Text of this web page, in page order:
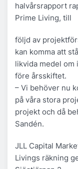
halvårsrapport
Prime Living, till
följd av
kan komma att
likvida medel
före årsskiftet.
– Vi behöver nu
på våra stora
projekt och då
Sandén.
JLL Capital
Livings räkning